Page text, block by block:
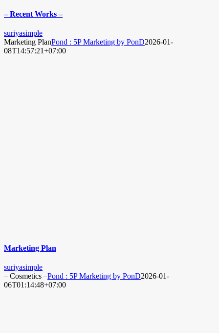
– Recent Works –
suriyasimple
Marketing PlanPond : 5P Marketing by PonD2026-01-
08T14:57:21+07:00
Marketing Plan
suriyasimple
– Cosmetics –Pond : 5P Marketing by PonD2026-01-
06T01:14:48+07:00